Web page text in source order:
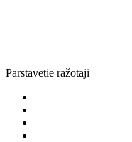
Pārstavētie ražotāji